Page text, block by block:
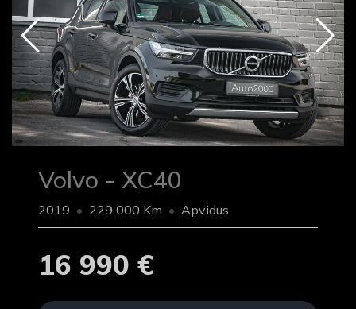
Volvo - XC40
2019 229 000 Km Apvidus
16 990 €